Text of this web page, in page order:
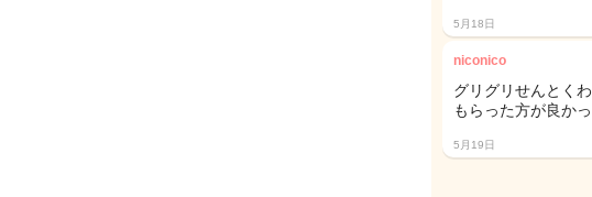
5月18日
niconico
グリグリせんとく
もらった方が良か
5月19日